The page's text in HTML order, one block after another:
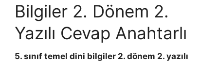
Bilgiler 2. Dönem 2.
Yazılı Cevap Anahtarlı
5. sınıf temel dini bilgiler 2. dönem 2. yazılı